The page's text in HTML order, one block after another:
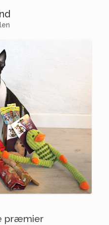
præmier